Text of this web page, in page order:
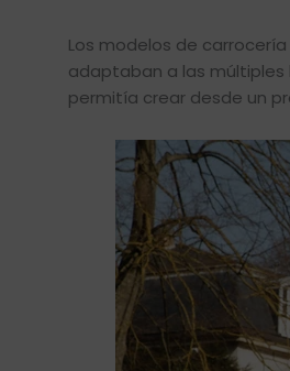
Los modelos de
adaptaban a las
permitía crear desde un